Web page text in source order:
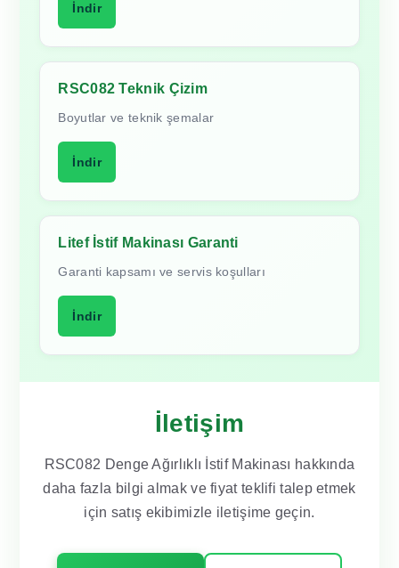
İndir
RSC082 Teknik Çizim
Boyutlar ve teknik şemalar
İndir
Litef İstif Makinası Garanti
Garanti kapsamı ve servis koşulları
İndir
İletişim
RSC082 Denge Ağırlıklı İstif Makinası hakkında
daha fazla bilgi almak ve fiyat teklifi talep etmek
için satış ekibimizle iletişime geçin.